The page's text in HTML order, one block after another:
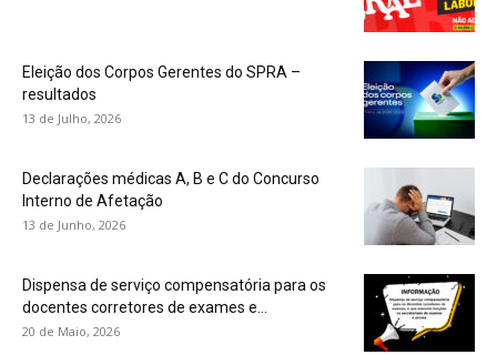
Eleição dos Corpos Gerentes do SPRA –
resultados
13 de Julho, 2026
Declarações médicas A, B e C do Concurso
Interno de Afetação
13 de Junho, 2026
Dispensa de serviço compensatória para os
docentes corretores de exames e...
20 de Maio, 2026